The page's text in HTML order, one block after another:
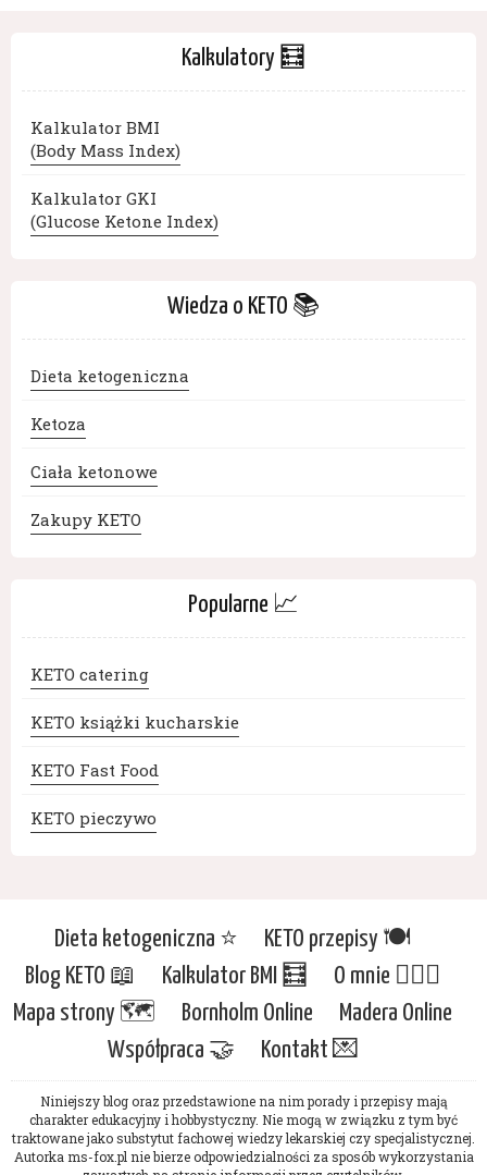
Kalkulatory 🧮
Kalkulator BMI
(Body Mass Index)
Kalkulator GKI
(Glucose Ketone Index)
Wiedza o KETO 📚
Dieta ketogeniczna
Ketoza
Ciała ketonowe
Zakupy KETO
Popularne 📈
KETO catering
KETO książki kucharskie
KETO Fast Food
KETO pieczywo
Dieta ketogeniczna ⭐️
KETO przepisy 🍽
Blog KETO 📖
Kalkulator BMI 🧮
O mnie 🙋🏻‍♀️
Mapa strony 🗺
Bornholm Online
Madera Online
Współpraca 🤝
Kontakt 💌
Niniejszy blog oraz przedstawione na nim porady i przepisy mają
charakter edukacyjny i hobbystyczny. Nie mogą w związku z tym być
traktowane jako substytut fachowej wiedzy lekarskiej czy specjalistycznej.
Autorka ms-fox.pl nie bierze odpowiedzialności za sposób wykorzystania